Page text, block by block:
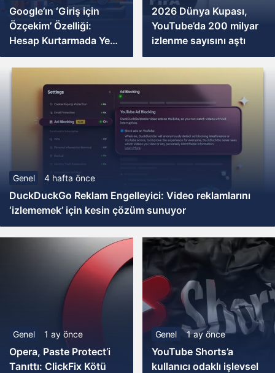
Google’ın ‘Giriş için
Özçekim’ Özelliği:
Hesap Kurtarmada Yeni
Bir Dönem
2026 Dünya Kupası,
YouTube’da 200 milyar
izlenme sayısını aştı
Genel 4 hafta önce
DuckDuckGo Reklam Engelleyici: Video reklamlarını
‘izlememek’ için kesin çözüm sunuyor
Genel 1 ay önce
Opera, Paste Protect’i
Tanıttı: ClickFix Kötü
Genel 1 ay önce
YouTube Shorts’a
kullanıcı odaklı işlevsel